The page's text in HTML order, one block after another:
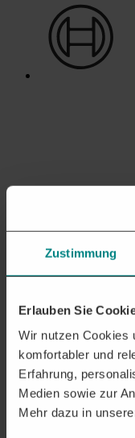
Zustimmung
Erlauben Sie
Wir nutzen Cookies
komfortabler und
Erfahrung,
Medien sowie zur
Mehr dazu in